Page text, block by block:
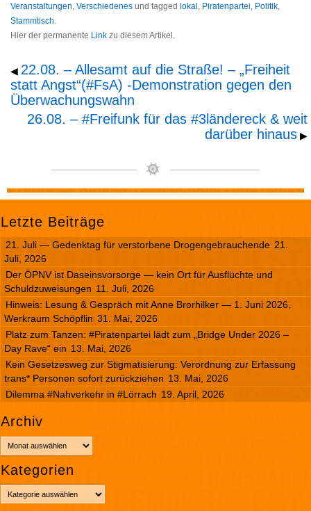
Veranstaltungen, Verschiedenes und tagged lokal, Piratenpartei, Politik,
Stammtisch.
Hier der permanente Link zu diesem Artikel.
◀ 22.08. – Allesamt auf die Straße! – „Freiheit
statt Angst“(#FsA) -Demonstration gegen den
Überwachungswahn
26.08. – #Freifunk für das #3ländereck & weit
darüber hinaus ▶
Letzte Beiträge
21. Juli — Gedenktag für verstorbene Drogengebrauchende 21.
Juli, 2026
Der ÖPNV ist Daseinsvorsorge — kein Ort für Ausflüchte und
Schuldzuweisungen 11. Juli, 2026
Hinweis: Lesung & Gespräch mit Anne Brorhilker — 1. Juni 2026,
Werkraum Schöpflin 31. Mai, 2026
Platz zum Tanzen: #Piratenpartei lädt zum „Bridge Under 2026 –
Day Rave“ ein 13. Mai, 2026
Kein Gesetzesweg zur Stigmatisierung: Verordnung zur Erfassung
trans* Personen sofort zurückziehen 13. Mai, 2026
Dilemma #Nahverkehr in #Lörrach 19. April, 2026
Archiv
r
c
Kategorien
a